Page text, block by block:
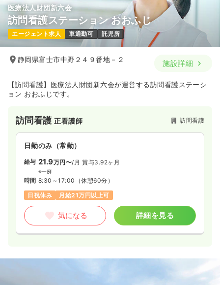
医療法人財団新六会
訪問看護ステーション おおふじ
エージェント求人 車通勤可 託児所
静岡県富士市中野２４９番地－２ 施設詳細
【訪問看護】医療法人財団新六会が運営する訪問看護ステーシ
ョン おおふじです。
訪問看護正看護師 訪問看護
日勤のみ（常勤）
給与 21.9万円〜/月 賞与3.92ヶ月
※一例
時間 8:30～17:00 （休憩60分）
日祝休み
月給21万円以上可
気になる 詳細を見る